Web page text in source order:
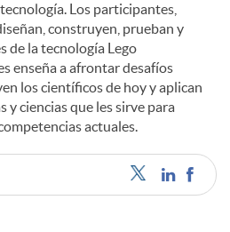
Los participantes,
construyen, prueban y
de la tecnología Lego
enseña a afrontar desafíos
los científicos de hoy y aplican
y ciencias que les sirve para
actuales.